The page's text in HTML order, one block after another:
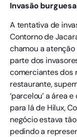
Invasão burguesa
A tentativa de
Contorno de
chamou a
parte dos
comerciantes dos
restaurante,
‘parcelou’ a área
para lá de Hilux,
negócio estava
pedindo a